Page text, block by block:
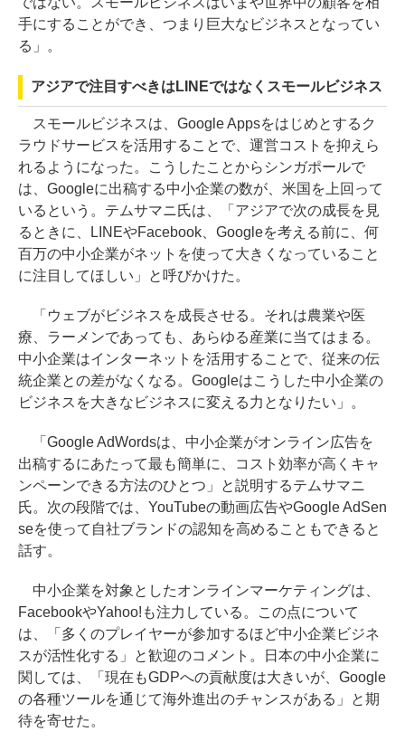
手にすることができ、つまり巨大なビジネスとなってい
る」。
アジアで注目すべきはLINEではなくスモールビジネス
スモールビジネスは、Google Appsをはじめとするク
ラウドサービスを活用することで、運営コストを抑えら
れるようになった。こうしたことからシンガポールで
は、Googleに出稿する中小企業の数が、米国を上回って
いるという。テムサマニ氏は、「アジアで次の成長を見
るときに、LINEやFacebook、Googleを考える前に、何
百万の中小企業がネットを使って大きくなっていること
に注目してほしい」と呼びかけた。
「ウェブがビジネスを成長させる。それは農業や医
療、ラーメンであっても、あらゆる産業に当てはまる。
中小企業はインターネットを活用することで、従来の伝
統企業との差がなくなる。Googleはこうした中小企業の
ビジネスを大きなビジネスに変える力となりたい」。
「Google AdWordsは、中小企業がオンライン広告を
出稿するにあたって最も簡単に、コスト効率が高くキャ
ンペーンできる方法のひとつ」と説明するテムサマニ
氏。次の段階では、YouTubeの動画広告やGoogle AdSen
seを使って自社ブランドの認知を高めることもできると
話す。
中小企業を対象としたオンラインマーケティングは、
FacebookやYahoo!も注力している。この点について
は、「多くのプレイヤーが参加するほど中小企業ビジネ
スが活性化する」と歓迎のコメント。日本の中小企業に
関しては、「現在もGDPへの貢献度は大きいが、Google
の各種ツールを通じて海外進出のチャンスがある」と期
待を寄せた。